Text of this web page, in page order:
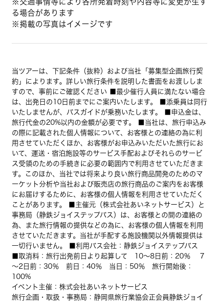
る場合があります
※掲載の写真はイメージです
当ツアーは、下記条件（抜粋）および当社「募集型企画旅行契
約」によります。詳しい旅行条件を説明した書面をお渡ししま
すので、事前にご確認ください ■最少催行人員に満たない場合
は、出発日の10日前までにご案内いたします。 ■添乗員は同行
いたしませんが、バスガイドが乗務いたします。 ■申込金は、
旅行代金の20%以内の金額が必要です。 ■当社は、旅行申込み
の際に記載された個人情報について、お客様との連絡の為に利
用させていただくほか、お客様がお申込みいただいた旅行にお
いて、運送・宿泊施設等のサービス手配およびそれらのサービ
ス受領のための手続きに必要の範囲内で利用させていただきま
す。このほか、当社では将来より良い旅行商品開発のためのマ
ーケット分析や当社および販売店の旅行商品のご案内をお客様
にお届けするために、お客様の個人情報を利用させていただく
ことがあります。 ■主催元（株式会社あいネットサービス）と
事務局（静鉄ジョイステップバス）は、お客様との間の連絡の
為、また旅行情報の提供などの為に、お客様の個人情報を利用
させていただきます。当社が手配する施設機関以外情報提供は
一切行いません。 ■利用バス会社：静鉄ジョイステップバス
■取消料：旅行出発前日より起算して 10～8日前：20％ 7
～2日前：30％ 前日：40％ 当日：50％ 旅行開始後：
100%
イベント主催：株式会社あいネットサービス
旅行企画・取扱・事務局：静岡県旅行業協会正会員静鉄ジョイ